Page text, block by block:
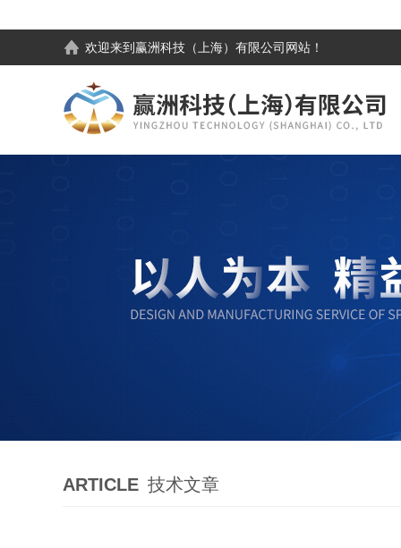
欢迎来到 赢洲科技（上海）有限公司 网站！
ARTICLE 技术文章